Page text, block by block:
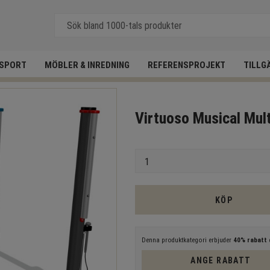
SPORT MÖBLER & INREDNING REFERENSPROJEKT
Virtuoso Musical
KÖP
Denna produktkategori erbjuder 40% rabatt
ANGE RABATT